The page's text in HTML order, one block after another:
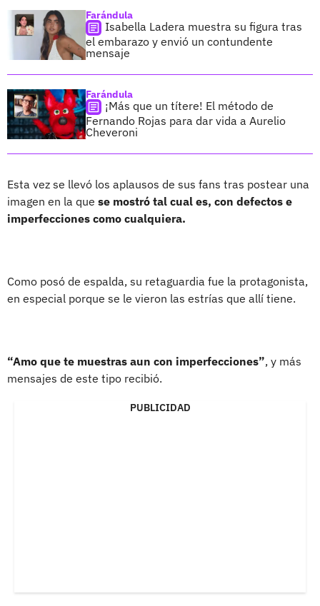
Farándula
Isabella Ladera muestra su figura tras
el embarazo y envió un contundente
mensaje
Farándula
¡Más que un títere! El método de
Fernando Rojas para dar vida a Aurelio
Cheveroni
Esta vez se llevó los aplausos de sus fans tras postear una
imagen en la que se mostró tal cual es, con defectos e
imperfecciones como cualquiera.
Como posó de espalda, su retaguardia fue la protagonista,
en especial porque se le vieron las estrías que allí tiene.
“Amo que te muestras aun con imperfecciones”, y más
mensajes de este tipo recibió.
PUBLICIDAD